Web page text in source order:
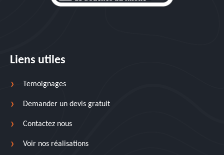
Liens utiles
Temoignages
Demander un devis gratuit
Contactez nous
Voir nos réalisations